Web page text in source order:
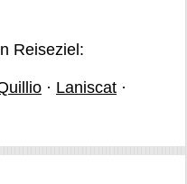
Reiseziel:
· Laniscat ·